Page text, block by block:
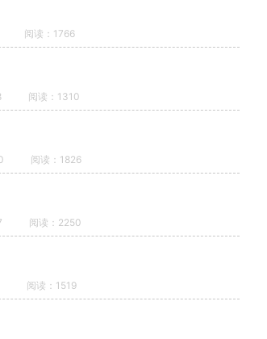
阅读：1766
阅读：1310
阅读：1826
阅读：2250
阅读：1519